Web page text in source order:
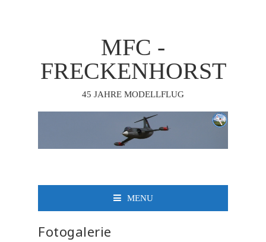
MFC -
FRECKENHORST
45 JAHRE MODELLFLUG
MENU
Fotogalerie